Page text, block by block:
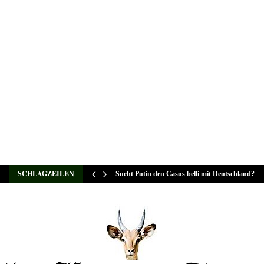
SCHLAGZEILEN Sucht Putin den Casus belli mit Deutschland?